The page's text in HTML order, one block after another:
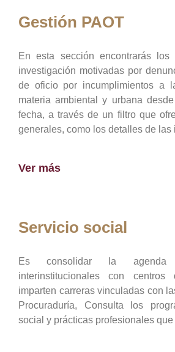
Gestión PAOT
En esta sección encontrarás
investigación motivadas por
de oficio por incumplimientos a
materia ambiental y urbana
fecha, a través de un filtro que
generales, como los detalles de las
Ver más
Servicio social
Es consolidar la agenda
interinstitucionales con
imparten carreras vinculadas con
Procuraduría, Consulta los
social y prácticas profesionales que